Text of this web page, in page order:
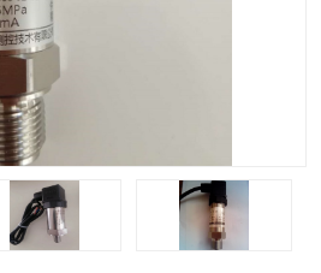
工业自动化系统成套设备